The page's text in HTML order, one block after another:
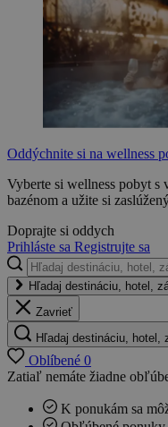
Oddýchnite si na wellness
Vyberte si wellness pobyt s
bazénom a užite si
Doprajte si oddych
Prihláste sa Registrujte sa
Hľadaj destináciu, hotel,
Zavrieť
Hľadaj destináciu, hotel,
Oblíbené 0
Zatiaľ nemáte žiadne
K ponukám sa